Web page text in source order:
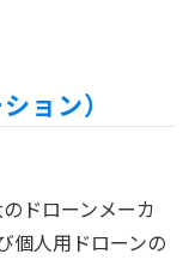
ョン）
ドローンメーカ
個人用ドローンの